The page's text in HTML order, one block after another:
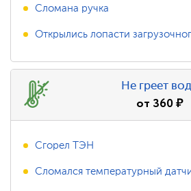
Сломана ручка
Открылись лопасти
Не греет
от 360₽
Сгорел ТЭН
Сломался температурный